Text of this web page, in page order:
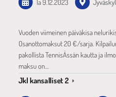
la 9.12.2023
Vuoden viimeinen päiväkisa
Osanottomaksut 20 €/sarja.
pakollista TennisÄssän kautta ja
maksu on…
Jkl kansalliset 2